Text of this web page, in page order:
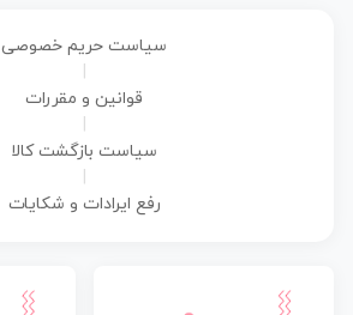
سیاست حریم خصوصی
قوانین و مقررات
سیاست بازگشت کالا
رفع ایرادات و شکایات